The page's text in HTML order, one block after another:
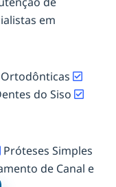
em
do Siso
Próteses Simples
de Canal e